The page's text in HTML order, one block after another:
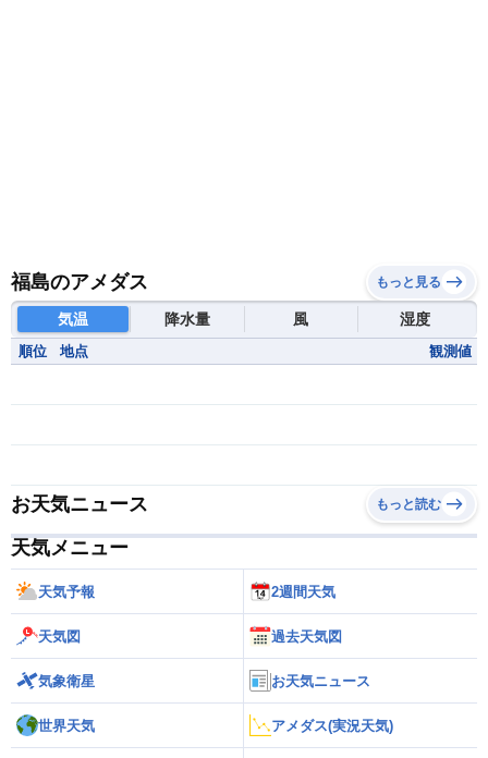
福島のアメダス もっと見る
気温 降水量 風 湿度
順位 地点 観測値
お天気ニュース もっと読む
天気メニュー
天気予報 2週間天気
天気図 過去天気図
気象衛星 お天気ニュース
世界天気 アメダス(実況天気)